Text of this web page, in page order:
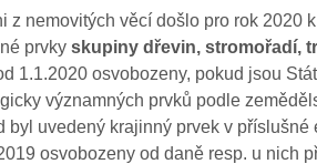
z nemovitých věcí došlo pro rok 2020
prvky skupiny dřevin, stromořadí,
1.1.2020 osvobozeny, pokud jsou
významných prvků podle
byl uvedený krajinný prvek v
osvobozeny od daně resp. u nich